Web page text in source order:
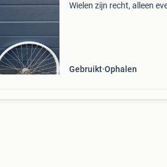
Wielen zijn recht, alleen
Gebruikt Ophalen